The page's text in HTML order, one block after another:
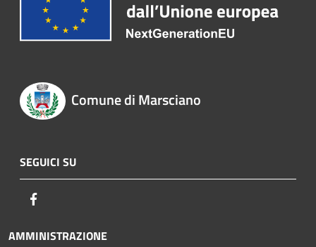
Comune di Marsciano
SEGUICI SU
AMMINISTRAZIONE